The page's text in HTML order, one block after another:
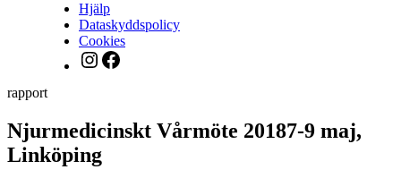
Hjälp
Dataskyddspolicy
Cookies
Instagram
Facebook
rapport
Njurmedicinskt Vårmöte 20187-9 maj,
Linköping